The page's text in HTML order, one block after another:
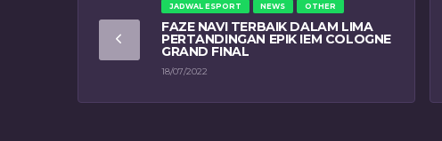
JADWAL ESPORT NEWS OTHER
FAZE NAVI TERBAIK DALAM LIMA
PERTANDINGAN EPIK IEM COLOGNE
GRAND FINAL
18/07/2022